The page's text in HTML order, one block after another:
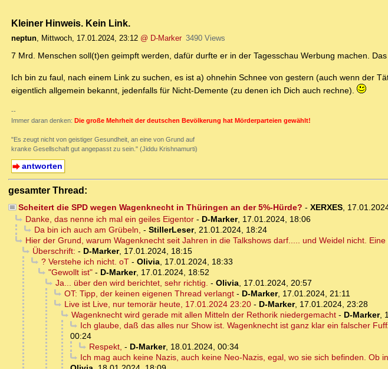
Kleiner Hinweis. Kein Link.
neptun, Mittwoch, 17.01.2024, 23:12 @ D-Marker 3490 Views
7 Mrd. Menschen soll(t)en geimpft werden, dafür durfte er in der Tagesschau Werbung machen.
Ich bin zu faul, nach einem Link zu suchen, es ist a) ohnehin Schnee von gestern (auch wenn der
eigentlich allgemein bekannt, jedenfalls für Nicht-Demente (zu denen ich Dich auch rechne).
--
Immer daran denken: Die große Mehrheit der deutschen Bevölkerung hat Mörderparteien gewählt!
"Es zeugt nicht von geistiger Gesundheit, an eine von Grund auf
kranke Gesellschaft gut angepasst zu sein." (Jiddu Krishnamurti)
antworten
gesamter Thread:
Scheitert die SPD wegen Wagenknecht in Thüringen an der 5%-Hürde? - XERXES,
Danke, das nenne ich mal ein geiles Eigentor- D-Marker, 17.01.2024, 18:06
Da bin ich auch am Grübeln, - StillerLeser, 21.01.2024, 18:24
Hier der Grund, warum Wagenknecht seit Jahren in die Talkshows darf..... und Weidel nicht.
Überschrift: - D-Marker, 17.01.2024, 18:15
? Verstehe ich nicht. oT- Olivia, 17.01.2024, 18:33
"Gewollt ist"- D-Marker, 17.01.2024, 18:52
Ja... über den wird berichtet, sehr richtig. - Olivia, 17.01.2024, 20:57
OT: Tipp, der keinen eigenen Thread verlangt- D-Marker, 17.01.2024, 21:11
Live ist Live, nur temorär heute, 17.01.2024 23:20- D-Marker, 17.01.2024, 23:28
Wagenknecht wird gerade mit allen Mitteln der Rethorik niedergemacht- D-Marker,
Ich glaube, daß das alles nur Show ist. Wagenknecht ist ganz klar ein falscher
00:24
Respekt, - D-Marker, 18.01.2024, 00:34
Ich mag auch keine Nazis, auch keine Neo-Nazis, egal, wo sie sich befinden. Ob